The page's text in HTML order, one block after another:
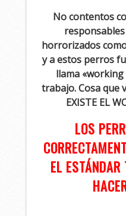
No contentos
horrorizados
y a estos perros
llama
trabajo. Cosa que
EXISTE EL
LOS
EL